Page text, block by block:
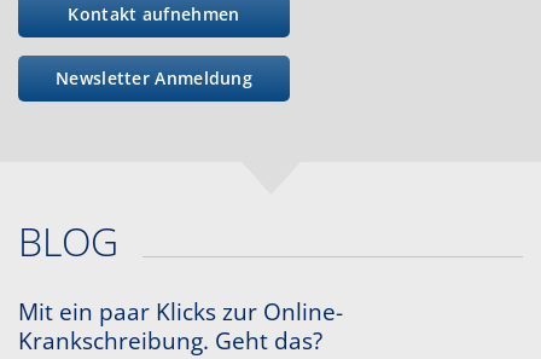
Kontakt aufnehmen
Newsletter Anmeldung
BLOG
Mit ein paar Klicks zur Online-
Krankschreibung. Geht das?